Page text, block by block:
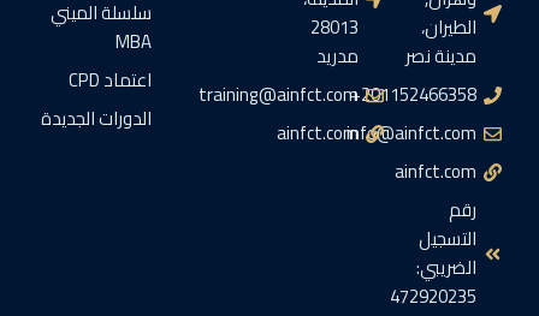
الطيران،
مدينة نصر
201152466358+
info@ainfct.com
ainfct.com
رقم
التسجيل
الضريبي:
472920235
28013
مدريد
training@ainfct.com
ainfct.com
سلسلة الميني
MBA
اعتماد CPD
الدورات الجديدة